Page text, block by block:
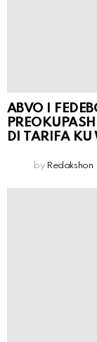
ABVO I
DI TARIFA KU
by Redakshon